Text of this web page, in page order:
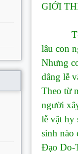
GIỚI
Tôn
lâu con
Nhưng
dâng lễ
Theo từ
người
lễ vật hy
sinh nào
Đạo Do-